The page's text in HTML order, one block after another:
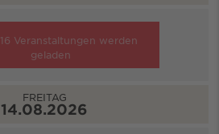
16 Veranstaltungen werden
geladen
FREITAG
14.08.2026